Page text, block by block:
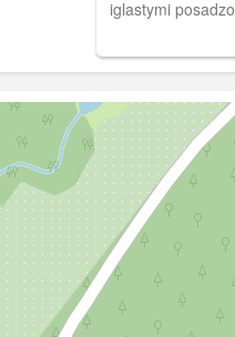
iglastymi
oraz datę:
od 19 VII 1909 r.